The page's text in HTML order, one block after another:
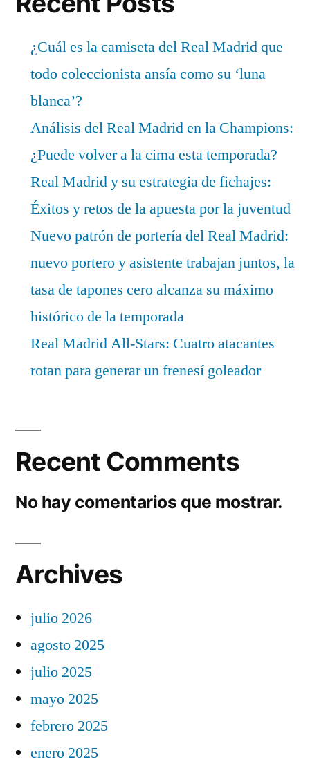
¿Cuál es la camiseta del Real Madrid que
todo coleccionista ansía como su ‘luna
blanca’?
Análisis del Real Madrid en la Champions:
¿Puede volver a la cima esta temporada?
Real Madrid y su estrategia de fichajes:
Éxitos y retos de la apuesta por la juventud
Nuevo patrón de portería del Real Madrid:
nuevo portero y asistente trabajan juntos, la
tasa de tapones cero alcanza su máximo
histórico de la temporada
Real Madrid All-Stars: Cuatro atacantes
rotan para generar un frenesí goleador
Recent Comments
No hay comentarios que mostrar.
Archives
julio 2026
agosto 2025
julio 2025
mayo 2025
febrero 2025
enero 2025